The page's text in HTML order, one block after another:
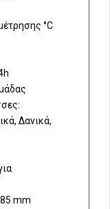
°C
Δανικά,
mm